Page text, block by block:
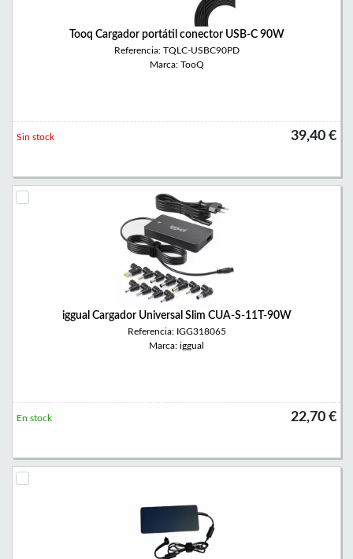
Tooq Cargador portátil conector USB-C 90W
Referencia: TQLC-USBC90PD
Marca: TooQ
39,40 €
Sin stock
iggual Cargador Universal Slim CUA-S-11T-90W
Referencia: IGG318065
Marca: iggual
22,70 €
En stock